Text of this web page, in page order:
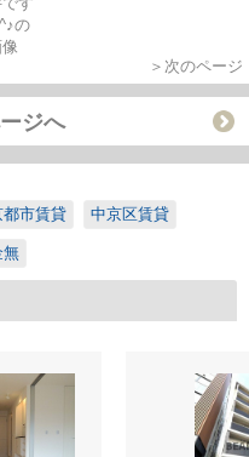
＞次のページ
ジへ
都市賃貸 中京区賃貸
無